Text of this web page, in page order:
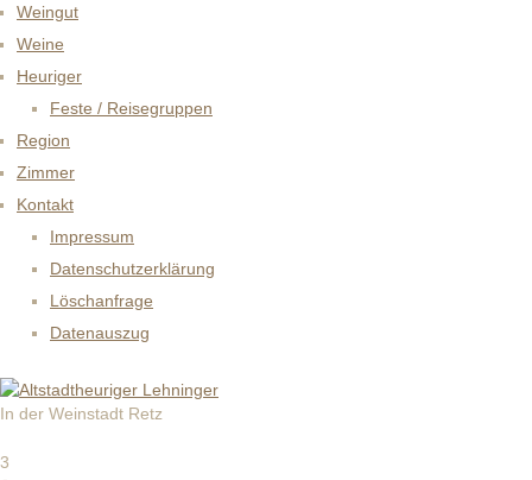
Weingut
Weine
Heuriger
Feste / Reisegruppen
Region
Zimmer
Kontakt
Impressum
Datenschutzerklärung
Löschanfrage
Datenauszug
In der Weinstadt Retz
3